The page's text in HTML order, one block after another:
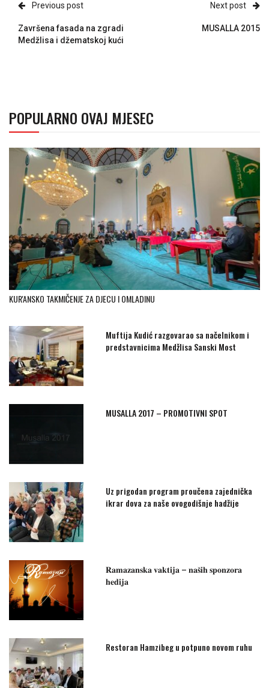
Previous post
Završena fasada na zgradi
Medžlisa i džematskoj kući
Next post
MUSALLA 2015
POPULARNO OVAJ MJESEC
KUR'ANSKO TAKMIČENJE ZA DJECU I OMLADINU
Muftija Kudić razgovarao sa načelnikom i
predstavnicima Medžlisa Sanski Most
MUSALLA 2017 – PROMOTIVNI SPOT
Uz prigodan program proučena zajednička
ikrar dova za naše ovogodišnje hadžije
𝐑𝐚𝐦𝐚𝐳𝐚𝐧𝐬𝐤𝐚 𝐯𝐚𝐤𝐭𝐢𝐣𝐚 – 𝐧𝐚𝐬̌𝐢𝐡 𝐬𝐩𝐨𝐧𝐳𝐨𝐫𝐚
𝐡𝐞𝐝𝐢𝐣𝐚
Restoran Hamzibeg u potpuno novom ruhu